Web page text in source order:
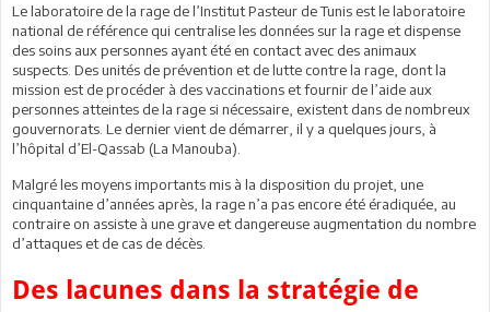
Le laboratoire de la rage de l’Institut Pasteur de Tunis est le laboratoire
national de référence qui centralise les données sur la rage et dispense
des soins aux personnes ayant été en contact avec des animaux
suspects. Des unités de prévention et de lutte contre la rage, dont la
mission est de procéder à des vaccinations et fournir de l’aide aux
personnes atteintes de la rage si nécessaire, existent dans de nombreux
gouvernorats. Le dernier vient de démarrer, il y a quelques jours, à
l’hôpital d’El-Qassab (La Manouba).
Malgré les moyens importants mis à la disposition du projet, une
cinquantaine d’années après, la rage n’a pas encore été éradiquée, au
contraire on assiste à une grave et dangereuse augmentation du nombre
d’attaques et de cas de décès.
Des lacunes dans la stratégie de